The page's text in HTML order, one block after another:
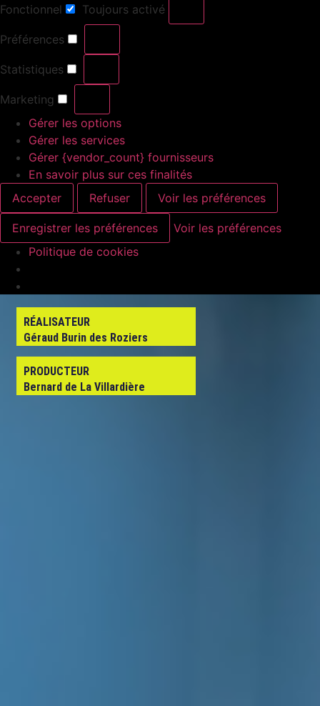
Fonctionnel
Toujours activé
Préférences
Statistiques
Marketing
Gérer les options
Gérer les services
Gérer {vendor_count} fournisseurs
En savoir plus sur ces finalités
Accepter
Refuser Voir les préférences
Enregistrer les préférences
Voir les préférences
Politique de cookies
RÉALISATEUR
Géraud Burin des Roziers
PRODUCTEUR
Bernard de La Villardière